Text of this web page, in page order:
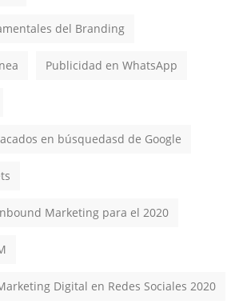
del Branding
Publicidad en WhatsApp
en búsquedasd de Google
Marketing para el 2020
Digital en Redes Sociales 2020